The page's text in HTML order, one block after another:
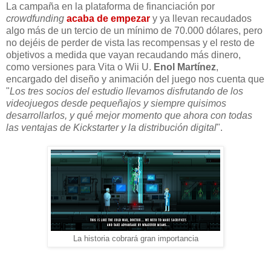
La campaña en la plataforma de financiación por
crowdfunding acaba de empezar y ya llevan recaudados
algo más de un tercio de un mínimo de 70.000 dólares, pero
no dejéis de perder de vista las recompensas y el resto de
objetivos a medida que vayan recaudando más dinero,
como versiones para Vita o Wii U. Enol Martínez,
encargado del diseño y animación del juego nos cuenta que
"Los tres socios del estudio llevamos disfrutando de los
videojuegos desde pequeñajos y siempre quisimos
desarrollarlos, y qué mejor momento que ahora con todas
las ventajas de Kickstarter y la distribución digital".
La historia cobrará gran importancia